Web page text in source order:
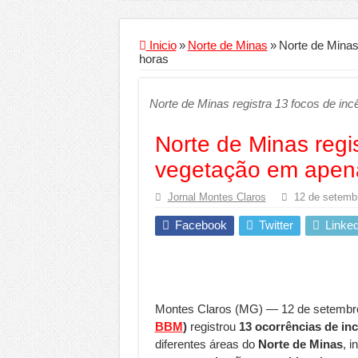
Criador de Sites ou
Conheça a melhor
PF e Emissoras
De economista a
Marcenaria sob
Do estudo à
Serralheria de
Qualidade do
Inicio » Norte de Minas » Norte de
horas
Norte de Minas registra 13 focos de
Norte de Minas
vegetação em
Jornal Montes Claros 12 de
Facebook Twitter
Montes Claros (MG) — 12 de
BBM)registrou 13 ocorrências de
diferentes áreas do Norte de Minas,